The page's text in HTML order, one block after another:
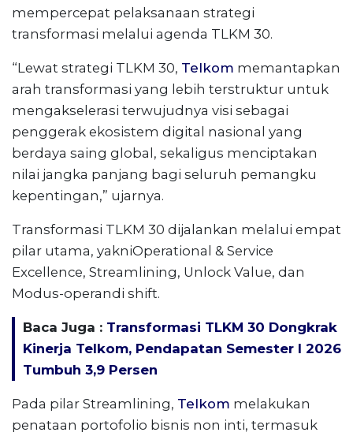
mempercepat pelaksanaan strategi
transformasi melalui agenda TLKM 30.
“Lewat strategi TLKM 30, Telkom memantapkan
arah transformasi yang lebih terstruktur untuk
mengakselerasi terwujudnya visi sebagai
penggerak ekosistem digital nasional yang
berdaya saing global, sekaligus menciptakan
nilai jangka panjang bagi seluruh pemangku
kepentingan,” ujarnya.
Transformasi TLKM 30 dijalankan melalui empat
pilar utama, yakniOperational & Service
Excellence, Streamlining, Unlock Value, dan
Modus-operandi shift.
Baca Juga : Transformasi TLKM 30 Dongkrak
Kinerja Telkom, Pendapatan Semester I 2026
Tumbuh 3,9 Persen
Pada pilar Streamlining, Telkom melakukan
penataan portofolio bisnis non inti, termasuk